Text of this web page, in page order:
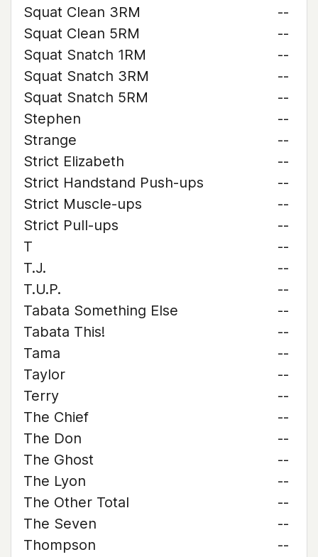
Squat Clean 3RM
--
Squat Clean 5RM
--
Squat Snatch 1RM
--
Squat Snatch 3RM
--
Squat Snatch 5RM
--
Stephen
--
Strange
--
Strict Elizabeth
--
Strict Handstand Push-ups
--
Strict Muscle-ups
--
Strict Pull-ups
--
T
--
T.J.
--
T.U.P.
--
Tabata Something Else
--
Tabata This!
--
Tama
--
Taylor
--
Terry
--
The Chief
--
The Don
--
The Ghost
--
The Lyon
--
The Other Total
--
The Seven
--
Thompson
--